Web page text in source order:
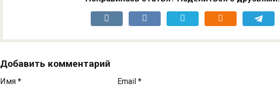
Добавить комментарий
Имя * Email *